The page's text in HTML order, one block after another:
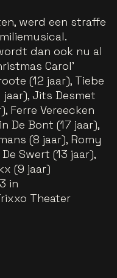
werd een straffe
dan ook nu al
Carol’
(12 jaar), Tiebe
jaar), Jits Desmet
Ferre Vereecken
De Bont (17 jaar),
(8 jaar), Romy
Swert (13 jaar),
(9 jaar)
in
Theater